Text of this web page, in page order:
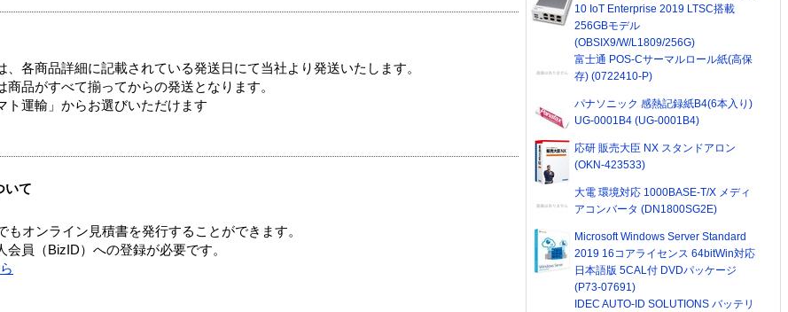
各商品詳細に記載されている発送日にて当社より発送いたします。
品がすべて揃ってからの発送となります。
運輸」からお選びいただけます
いて
オンライン見積書を発行することができます。
員（BizID）への登録が必要です。
10 IoT Enterprise 2019 LTSC搭載
256GBモデル
(OBSIX9/W/L1809/256G)
富士通 POS-Cサーマルロール紙(高保
存) (0722410-P)
パナソニック 感熱記録紙B4(6本入り)
UG-0001B4 (UG-0001B4)
応研 販売大臣 NX スタンドアロン
(OKN-423533)
大電 環境対応 1000BASE-T/X メディ
アコンバータ (DN1800SG2E)
Microsoft Windows Server Standard
2019 16コアライセンス 64bitWin対応
日本語版 5CAL付 DVDパッケージ
(P73-07691)
IDEC AUTO-ID SOLUTIONS バッテリ